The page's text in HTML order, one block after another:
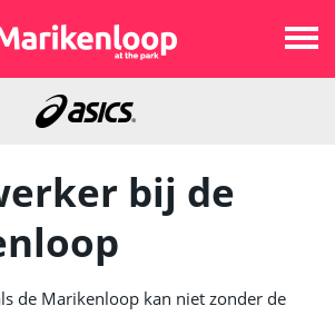
bij de
de Marikenloop kan niet zonder de